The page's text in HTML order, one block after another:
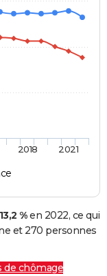
2018 2021
13,2 %en 2022, ce qui
et 270 personnes
de chômage